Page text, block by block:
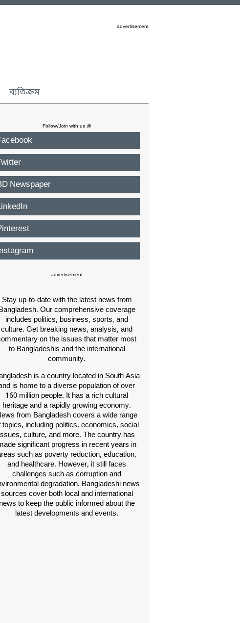
advertisement
ব্যতিক্রম
Follow/Join with us @
Newspaper
advertisement
Stay up-to-date with the latest news from
Our comprehensive coverage
includes politics, business, sports, and
culture. Get breaking news, analysis, and
on the issues that matter most
to Bangladeshis and the international
community.
is a country located in South Asia
is home to a diverse population of over
160 million people. It has a rich cultural
heritage and a rapidly growing economy.
from Bangladesh covers a wide range
topics, including politics, economics, social
culture, and more. The country has
significant progress in recent years in
such as poverty reduction, education,
and healthcare. However, it still faces
challenges such as corruption and
degradation. Bangladeshi news
sources cover both local and international
news to keep the public informed about the
latest developments and events.